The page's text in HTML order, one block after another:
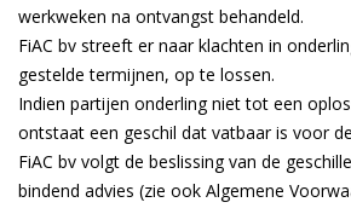
werkweken na ontvangst behandeld.
FiAC bv streeft er naar klachten in
gestelde termijnen, op te lossen.
Indien partijen onderling niet tot een
ontstaat een geschil dat vatbaar is voor
FiAC bv volgt de beslissing van de
bindend advies (zie ook Algemene